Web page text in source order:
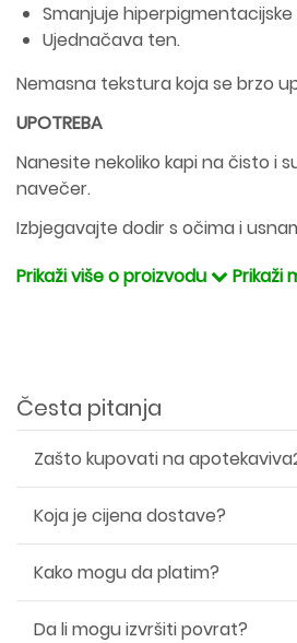
Smanjuje hiperpigmentacijske
Ujednačava ten.
Nemasna tekstura koja se brzo
UPOTREBA
Nanesite nekoliko kapi na čisto i
navečer.
Izbjegavajte dodir s očima i
Prikaži više o proizvodu
Prikaži
Česta pitanja
Zašto kupovati na
Koja je cijena dostave?
Kako mogu da platim?
Da li mogu izvršiti povrat?